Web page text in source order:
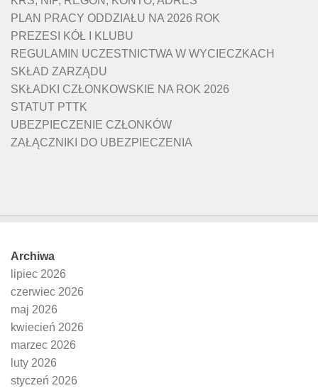
PLAN PRACY ODDZIAŁU NA 2026 ROK
PREZESI KÓŁ I KLUBU
REGULAMIN UCZESTNICTWA W WYCIECZKACH
SKŁAD ZARZĄDU
SKŁADKI CZŁONKOWSKIE NA ROK 2026
STATUT PTTK
UBEZPIECZENIE CZŁONKÓW
ZAŁĄCZNIKI DO UBEZPIECZENIA
Archiwa
lipiec 2026
czerwiec 2026
maj 2026
kwiecień 2026
marzec 2026
luty 2026
styczeń 2026